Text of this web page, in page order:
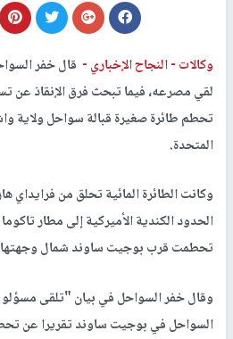
وكالات -النجاح الإخباري - قال خفر
لقي مصرعه، فيما تبحث فرق الإنقاذ عن
تحطم طائرة صغيرة قبالة سواحل ولاية
المتحدة.
وكانت الطائرة المائية تحلق من
الحدود الكندية الأميركية إلى مطار
تحطمت قرب بوجيت ساوند شمال
وقال خفر السواحل في بيان "تلقى
السواحل في بوجيت ساوند تقريرا عن